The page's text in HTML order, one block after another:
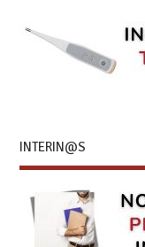
INTERIN@S